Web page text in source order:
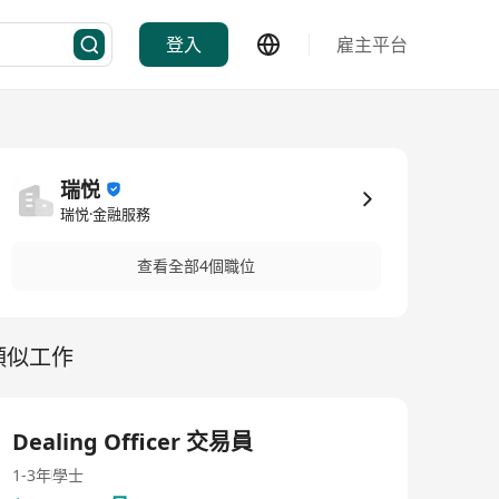
登入 雇主平台
瑞悦
瑞悦·金融服務
查看全部4個職位
似工作
Dealing Officer 交易員
1-3年學士